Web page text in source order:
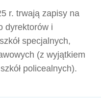
r. trwają zapisy na
dyrektorów i
specjalnych,
(z wyjątkiem
policealnych).